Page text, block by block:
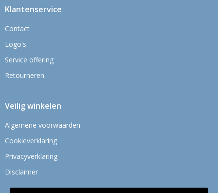
Klantenservice
Contact
Logo's
Service offering
Retourneren
Veilig winkelen
Algemene voorwaarden
Cookieverklaring
Privacyverklaring
Disclaimer